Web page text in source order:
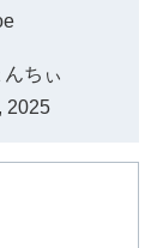
ちぃ
2025